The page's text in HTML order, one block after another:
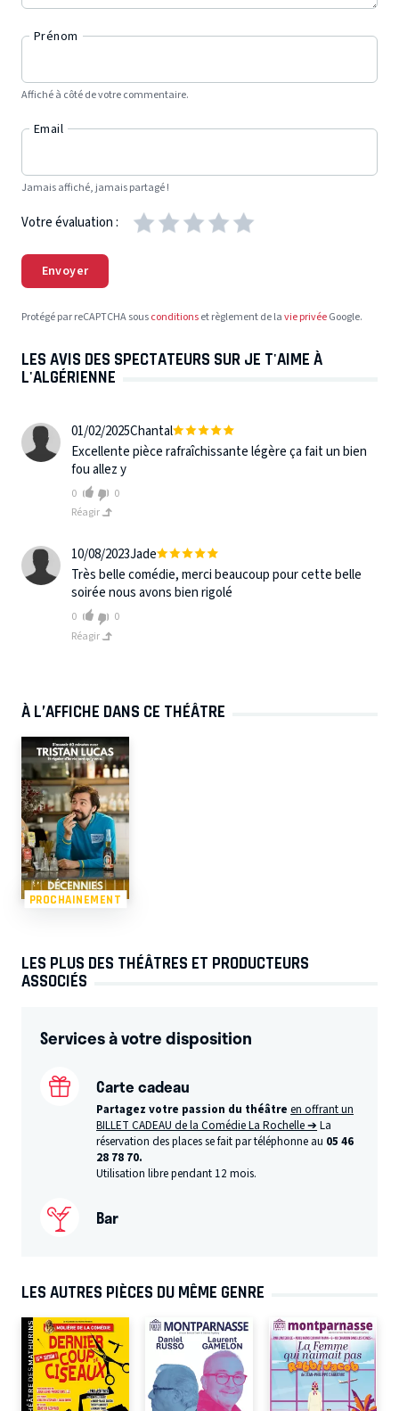
Prénom
Affiché à côté de votre commentaire.
Email
Jamais affiché, jamais partagé !
Votre évaluation :
Envoyer
Protégé par reCAPTCHA sousconditionset règlement de lavie privéeGoogle.
LES AVIS DES SPECTATEURS SUR JE T'AIME À
L'ALGÉRIENNE
01/02/2025Chantal
Excellente pièce rafraîchissante légère ça fait un bien
fou allez y
0
0
Réagir
10/08/2023Jade
Très belle comédie, merci beaucoup pour cette belle
soirée nous avons bien rigolé
0
0
Réagir
À L’AFFICHE DANS CE THÉÂTRE
PROCHAINEMENT
LES PLUS DES THÉÂTRES ET PRODUCTEURS
ASSOCIÉS
Services à votre disposition
Carte cadeau
Partagez votre passion du théâtre en offrant un
BILLET CADEAU de la Comédie La Rochelle ➔ La
réservation des places se fait par téléphonne au 05 46
28 78 70.
Utilisation libre pendant 12 mois.
Bar
LES AUTRES PIÈCES DU MÊME GENRE